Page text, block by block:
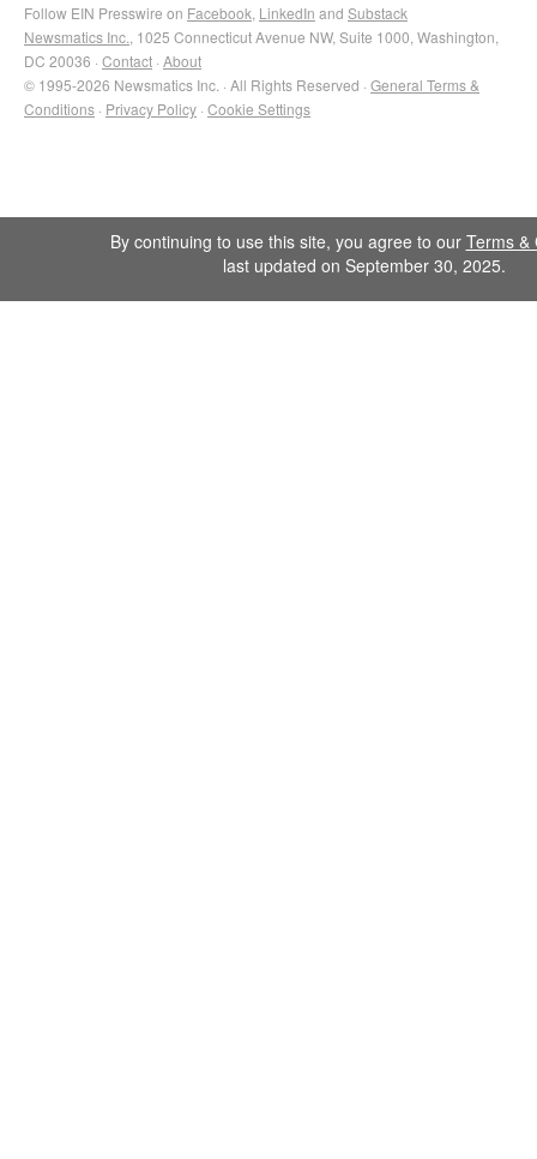
Follow EIN Presswire on Facebook LinkedIn and Substack
Newsmatics Inc. , 1025 Connecticut Avenue NW, Suite 1000, Washington,
DC 20036 · Contact · About
© 1995-2026 Newsmatics Inc. · All Rights Reserved · General Terms &
Conditions · Privacy Policy · Cookie Settings
By continuing to use this site, you agree to our Terms &
last updated on September 30, 2025.